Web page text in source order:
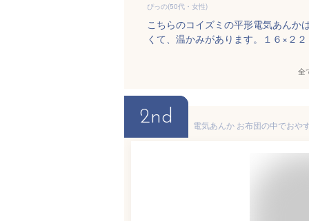
ぴっの(50代・女性)
こちらのコイズミの平形電気あんか
くて、温かみがあります。１６×２
全
2nd